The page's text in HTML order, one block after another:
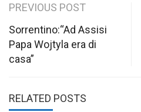
Post
navigation
PREVIOUS POST
Sorrentino:“Ad Assisi
Papa Wojtyla era di
casa”
RELATED POSTS